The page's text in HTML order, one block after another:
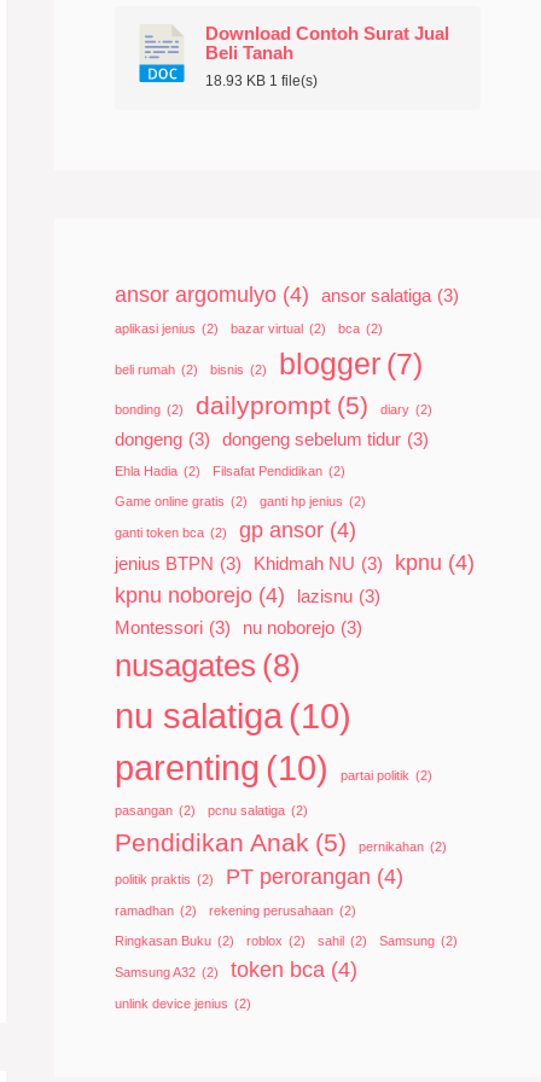
Download Contoh Surat Jual
Beli Tanah
18.93 KB 1 file(s)
ansor argomulyo (4) ansor salatiga (3)
aplikasi jenius (2) bazar virtual (2) bca (2)
beli rumah (2) bisnis (2) blogger (7)
bonding (2) dailyprompt (5) diary (2)
dongeng (3) dongeng sebelum tidur (3)
Ehla Hadia (2) Filsafat Pendidikan (2)
Game online gratis (2) ganti hp jenius (2)
ganti token bca (2) gp ansor (4)
jenius BTPN (3) Khidmah NU (3) kpnu (4)
kpnu noborejo (4) lazisnu (3)
Montessori (3) nu noborejo (3)
nusagates (8)
nu salatiga(10)
parenting (10) partai politik (2)
pasangan (2) pcnu salatiga (2)
Pendidikan Anak (5) pernikahan (2)
politik praktis (2) PT perorangan (4)
ramadhan (2) rekening perusahaan (2)
Ringkasan Buku (2) roblox (2) sahil (2) Samsung (2)
Samsung A32 (2) token bca (4)
unlink device jenius (2)